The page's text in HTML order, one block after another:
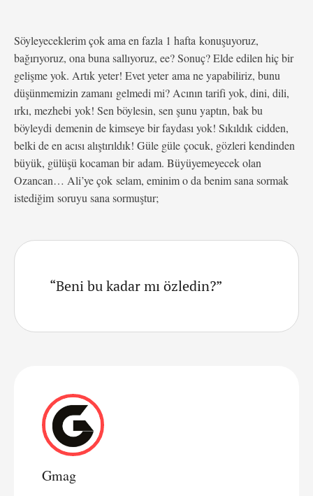
Söyleyeceklerim çok ama en fazla 1 hafta konuşuyoruz,
bağırıyoruz, ona buna sallıyoruz, ee? Sonuç? Elde edilen hiç bir
gelişme yok. Artık yeter! Evet yeter ama ne yapabiliriz, bunu
düşünmemizin zamanı gelmedi mi? Acının tarifi yok, dini, dili,
ırkı, mezhebi yok! Sen böylesin, sen şunu yaptın, bak bu
böyleydi demenin de kimseye bir faydası yok! Sıkıldık cidden,
belki de en acısı alıştırıldık! Güle güle çocuk, gözleri kendinden
büyük, gülüşü kocaman bir adam. Büyüyemeyecek olan
Ozancan… Ali’ye çok selam, eminim o da benim sana sormak
istediğim soruyu sana sormuştur;
“Beni bu kadar mı özledin?”
Gmag